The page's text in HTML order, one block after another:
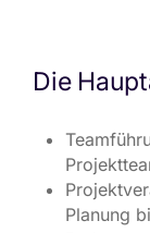
Die
Planung